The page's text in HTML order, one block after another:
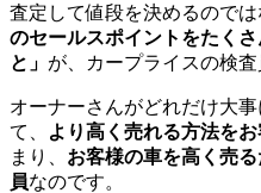
査定して値段を決めるのでは
のセールスポイントをたく
と」 が、カープライスの検査
オーナーさんがどれだけ大
て、
より高く売れる方法を
まり、 お客様の車を高く売
員なのです。